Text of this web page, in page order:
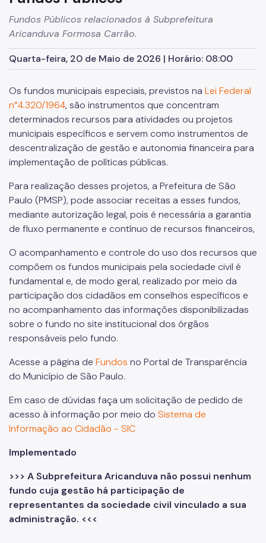
SP Mais Fácil
Zeladoria Urbana
Cata-Bagulho
Programa de Metas
Notícias
Fundos Públicos relacionados à Subprefeitura
Aricanduva Formosa Carrão.
Quarta-feira, 20 de Maio de 2026 | Horário: 08:00
Os fundos municipais especiais, previstos na Lei Federal
n°4.320/1964, são instrumentos que concentram
determinados recursos para atividades ou projetos
municipais específicos e servem como instrumentos de
descentralização de gestão e autonomia financeira para
implementação de políticas públicas.
Para realização desses projetos, a Prefeitura de São
Paulo (PMSP), pode associar receitas a esses fundos,
mediante autorização legal, pois é necessária a garantia
de fluxo permanente e contínuo de recursos financeiros,
O acompanhamento e controle do uso dos recursos que
compõem os fundos municipais pela sociedade civil é
fundamental e, de modo geral, realizado por meio da
participação dos cidadãos em conselhos específicos e
no acompanhamento das informações disponibilizadas
sobre o fundo no site institucional dos órgãos
responsáveis pelo fundo.
Acesse a página de Fundos no Portal de Transparência
do Município de São Paulo.
Em caso de dúvidas faça um solicitação de pedido de
acesso à informação por meio do Sistema de
Informação ao Cidadão - SIC
Implementado
>>> A Subprefeitura Aricanduva não possui nenhum
fundo cuja gestão há participação de
representantes da sociedade civil vinculado a sua
administração. <<<